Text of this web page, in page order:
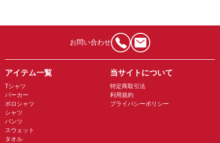
お問い合わせ
アイテム一覧
Tシャツ
パーカー
ポロシャツ
シャツ
パンツ
スウェット
タオル
当サイトについて
特定商取引法
利用規約
プライバシーポリシー